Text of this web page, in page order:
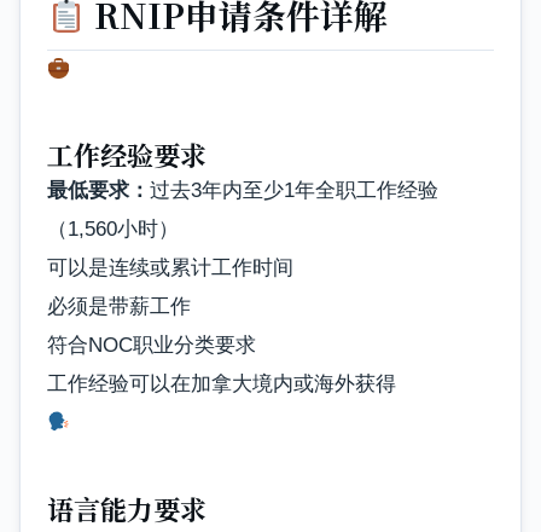
RNIP申请条件详解
工作经验要求
最低要求： 过去3年内至少1年全职工作经验
（1,560小时）
可以是连续或累计工作时间
必须是带薪工作
符合NOC职业分类要求
工作经验可以在加拿大境内或海外获得
语言能力要求